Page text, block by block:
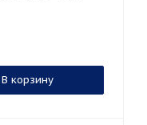
В корзину